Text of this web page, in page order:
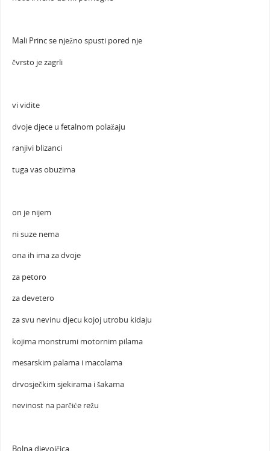
Mali Princ se nježno spusti pored nje
čvrsto je zagrli
vi vidite
dvoje djece u fetalnom polažaju
ranjivi blizanci
tuga vas obuzima
on je nijem
ni suze nema
ona ih ima za dvoje
za petoro
za devetero
za svu nevinu djecu kojoj utrobu kidaju
kojima monstrumi motornim pilama
mesarskim palama i macolama
drvosječkim sjekirama i šakama
nevinost na parčiće režu
Bolna djevojčica